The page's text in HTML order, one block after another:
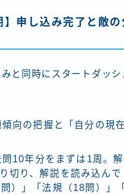
】申し込み完了と敵
と同時にスタートダッシ
傾向の把握と「自分の現
10年分をまずは1周。解
切り、解説を読み込んで
）」「法規（18問）」